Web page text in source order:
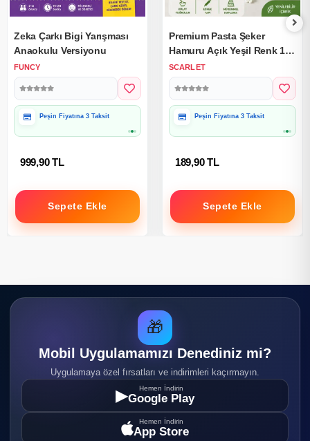
Zeka Çarkı Bigi Yarışması
Anaokulu Versiyonu
FUNCY
Hediye Paketine Uygun
999,90 TL
Sepete Ekle
Premium Pasta Şeker
Hamuru Açık Yeşil Renk 1
Kg.
SCARLET
Hediye Paketine Uygun
189,90 TL
Sepete Ekle
🎁
Mobil Uygulamamızı Denediniz mi?
Uygulamaya özel fırsatları ve indirimleri kaçırmayın.
▶ Hemen İndirin
Google Play
Hemen İndirin
App Store